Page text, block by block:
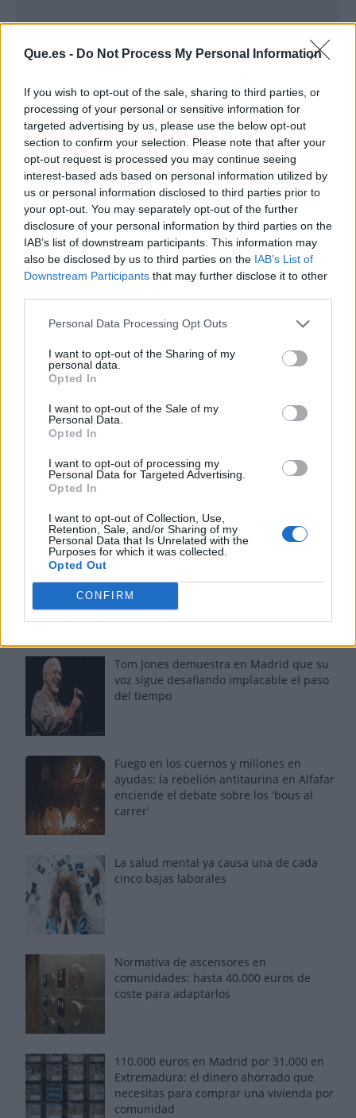
Que.es - Do Not Process My Personal Information
If you wish to opt-out of the sale, sharing to third parties, or
processing of your personal or sensitive information for
targeted advertising by us, please use the below opt-out
section to confirm your selection. Please note that after your
opt-out request is processed you may continue seeing
interest-based ads based on personal information utilized by
us or personal information disclosed to third parties prior to
your opt-out. You may separately opt-out of the further
disclosure of your personal information by third parties on the
IAB’s list of downstream participants. This information may
also be disclosed by us to third parties on the IAB’s List of
Downstream Participants that may further disclose it to other
Personal Data Processing Opt Outs
I want to opt-out of the Sharing of my
personal data.
Opted In
I want to opt-out of the Sale of my
Personal Data.
Opted In
I want to opt-out of processing my
Personal Data for Targeted Advertising.
Opted In
I want to opt-out of Collection, Use,
Retention, Sale, and/or Sharing of my
Personal Data that Is Unrelated with the
Purposes for which it was collected.
Opted Out
CONFIRM
Publicidad
Los más vistos
Tom Jones demuestra en Madrid que su
voz sigue desafiando implacable el paso
del tiempo
Fuego en los cuernos y millones en
ayudas: la rebelión antitaurina en Alfafar
enciende el debate sobre los 'bous al
carrer'
La salud mental ya causa una de cada
cinco bajas laborales
Normativa de ascensores en
comunidades: hasta 40.000 euros de
coste para adaptarlos
110.000 euros en Madrid por 31.000 en
Extremadura: el dinero ahorrado que
necesitas para comprar una vivienda por
comunidad